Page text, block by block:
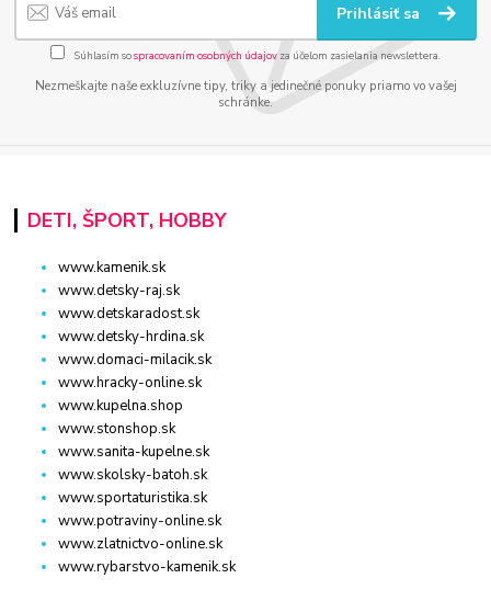
Prihlásiť sa
Súhlasím sospracovaním osobných údajov za účelom zasielania newslettera.
Nezmeškajte naše exkluzívne tipy, triky a jedinečné ponuky priamo vo vašej
schránke.
DETI, ŠPORT, HOBBY
www.kamenik.sk
www.detsky-raj.sk
www.detskaradost.sk
www.detsky-hrdina.sk
www.domaci-milacik.sk
www.hracky-online.sk
www.kupelna.shop
www.stonshop.sk
www.sanita-kupelne.sk
www.skolsky-batoh.sk
www.sportaturistika.sk
www.potraviny-online.sk
www.zlatnictvo-online.sk
www.rybarstvo-kamenik.sk